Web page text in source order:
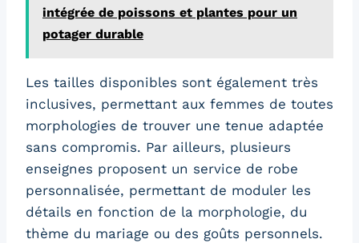
intégrée de poissons et plantes pour un
potager durable
Les tailles disponibles sont également très
inclusives, permettant aux femmes de toutes
morphologies de trouver une tenue adaptée
sans compromis. Par ailleurs, plusieurs
enseignes proposent un service de robe
personnalisée, permettant de moduler les
détails en fonction de la morphologie, du
thème du mariage ou des goûts personnels.